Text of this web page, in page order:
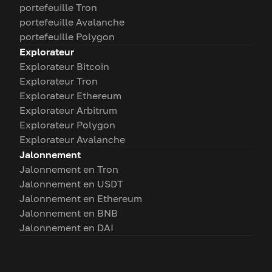
portefeuille Tron
portefeuille Avalanche
portefeuille Polygon
Explorateur
Explorateur Bitcoin
Explorateur Tron
Explorateur Ethereum
Explorateur Arbitrum
Explorateur Polygon
Explorateur Avalanche
Jalonnement
Jalonnement en Tron
Jalonnement en USDT
Jalonnement en Ethereum
Jalonnement en BNB
Jalonnement en DAI